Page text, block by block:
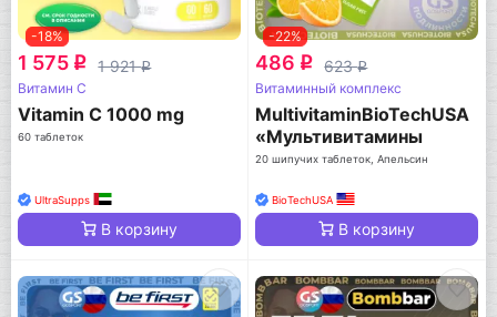
-18%
1 575 q 1 921q
Витамин C
Vitamin C 1000 mg
60 таблеток
UltraSupps
В корзину
-22%
486 q 623q
Витаминный комплекс
MultivitaminBioTechUSA
«Мультивитамины
Эфервесент»
20 т. (Апельсин)
20 шипучих таблеток, Апельсин
BioTechUSA
В корзину